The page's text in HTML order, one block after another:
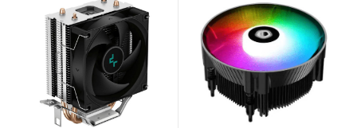
500-3050 rpm 120